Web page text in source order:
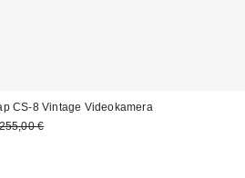
CS-8 Vintage Videokamera
€